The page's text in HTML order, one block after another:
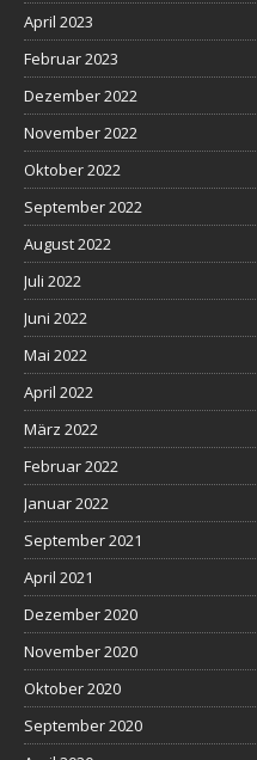
April 2023
Februar 2023
Dezember 2022
November 2022
Oktober 2022
September 2022
August 2022
Juli 2022
Juni 2022
Mai 2022
April 2022
März 2022
Februar 2022
Januar 2022
September 2021
April 2021
Dezember 2020
November 2020
Oktober 2020
September 2020